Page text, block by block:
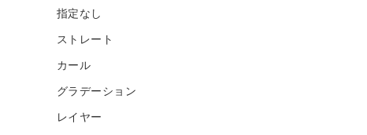
指定なし
ストレート
カール
グラデーション
レイヤー